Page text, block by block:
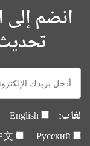
انضم
E-
mail:
لغات: English
Русский
文